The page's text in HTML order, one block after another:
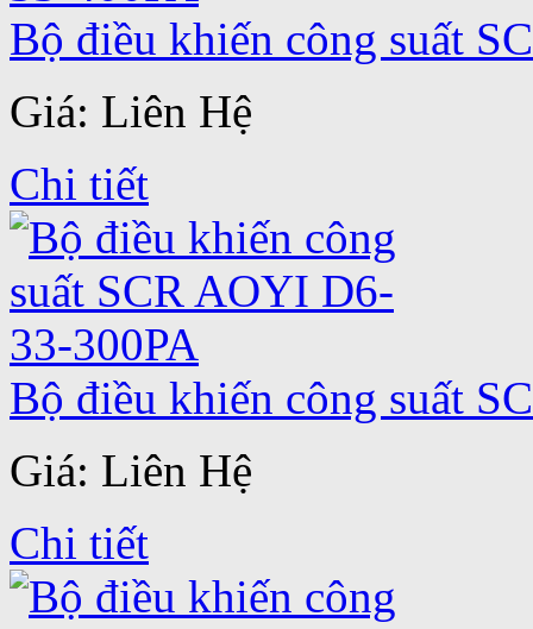
Bộ điều khiến công suất
Giá: Liên Hệ
Chi tiết
Bộ điều khiến công suất
Giá: Liên Hệ
Chi tiết